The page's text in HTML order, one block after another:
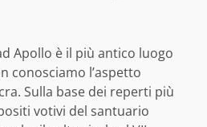
Apollo è il più antico luogo
conosciamo l’aspetto
Sulla base dei reperti più
votivi del santuario